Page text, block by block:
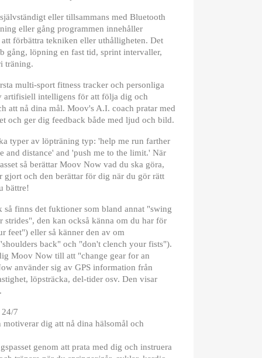
eller tillsammans med Bluetooth
eller gång programmen innehåller
förbättra tekniken eller uthålligheten. Det
gång, löpning en fast tid, sprint intervaller,
träning.
multi-sport fitness tracker och personliga
artifisiell intelligens för att följa dig och
att nå dina mål. Moov's A.I. coach pratar med
och ger dig feedback både med ljud och bild.
typer av löpträning typ: 'help me run farther
and distance' and 'push me to the limit.' När
så berättar Moov Now vad du ska göra,
gjort och den berättar för dig när du gör rätt
bättre!
finns det fuktioner som bland annat "swing
strides", den kan också känna om du har för
feet") eller så känner den av om
back" och "don't clench your fists").
Moov Now till att "change gear for an
använder sig av GPS information från
löpsträcka, del-tider osv. Den visar
24/7
motiverar dig att nå dina hälsomål och
genom att prata med dig och instruera